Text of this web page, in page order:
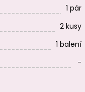
1 pár
2 kusy
1 balení
-